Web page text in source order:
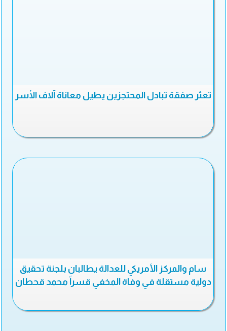
تعثر صفقة تبادل المحتجزين يطيل معاناة آلاف الأسر
سام والمركز الأمريكي للعدالة يطالبان بلجنة تحقيق
دولية مستقلة في وفاة المخفي قسراً محمد قحطان